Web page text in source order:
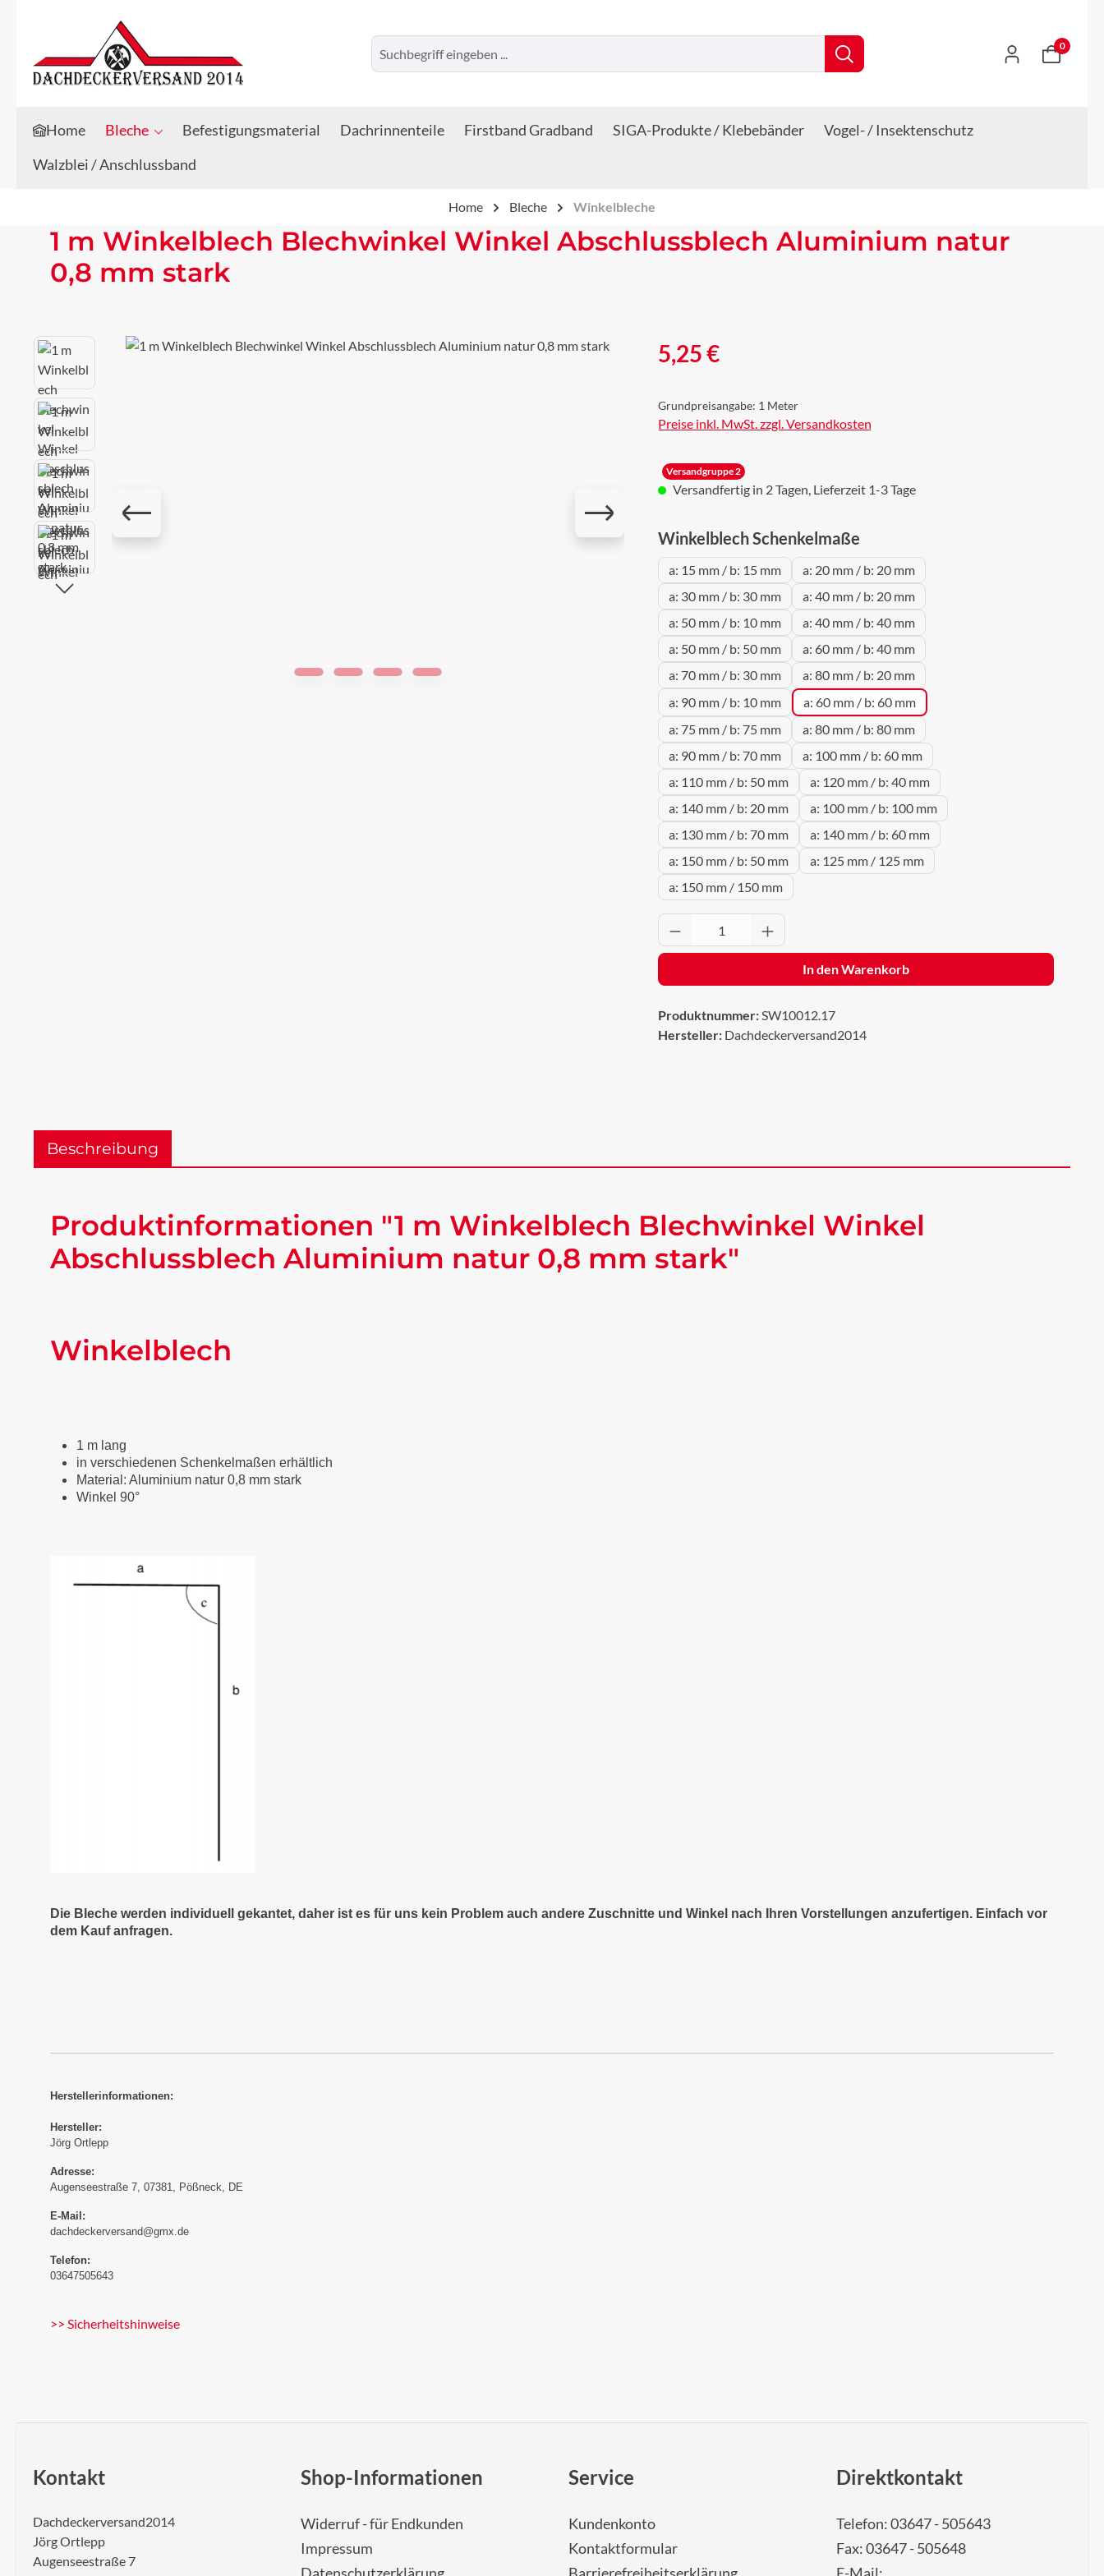
Zum Hauptinhalt springen
Zur Suche springen
0
Home Bleche Befestigungsmaterial Dachrinnenteile Firstband Gradband SIGA-Produkte / Klebebänder
Vogel- / Insektenschutz
Walzblei / Anschlussband
Home Bleche Winkelbleche
1 m Winkelblech Blechwinkel Winkel Abschlussblech Aluminium natur
0,8 mm stark
Bildergalerie überspringen Regulärer Preis:
5,25 €
Grundpreisangabe: 1 Meter
Preise inkl. MwSt. zzgl. Versandkosten
Versandgruppe 2
Versandfertig in 2 Tagen, Lieferzeit 1-3 Tage
Winkelblech Schenkelmaßeauswählen
a: 15 mm / b: 15 mm
a: 20 mm / b: 20 mm
a: 30 mm / b: 30 mm
a: 40 mm / b: 20 mm
a: 50 mm / b: 10 mm
a: 40 mm / b: 40 mm
a: 50 mm / b: 50 mm
a: 60 mm / b: 40 mm
a: 70 mm / b: 30 mm
a: 80 mm / b: 20 mm
a: 90 mm / b: 10 mm
a: 60 mm / b: 60 mm
a: 75 mm / b: 75 mm
a: 80 mm / b: 80 mm
a: 90 mm / b: 70 mm
a: 100 mm / b: 60 mm
a: 110 mm / b: 50 mm
a: 120 mm / b: 40 mm
a: 140 mm / b: 20 mm
a: 100 mm / b: 100 mm
a: 130 mm / b: 70 mm
a: 140 mm / b: 60 mm
a: 150 mm / b: 50 mm
a: 125 mm / 125 mm
a: 150 mm / 150 mm
Produkt Anzahl: Gib den gewünschten Wert ein
In den Warenkorb
Produktnummer:SW10012.17
Hersteller: Dachdeckerversand2014
Beschreibung
Produktinformationen "1 m Winkelblech Blechwinkel Winkel
Abschlussblech Aluminium natur 0,8 mm stark"
Winkelblech
1 m lang
in verschiedenen Schenkelmaßen erhältlich
Material: Aluminium natur 0,8 mm stark
Winkel 90°
Die Bleche werden individuell gekantet, daher ist es für uns kein Problem auch andere Zuschnitte und Winkel nach Ihren Vorstellungen anzufertigen. Einfach vor
dem Kauf anfragen.
Herstellerinformationen:
Hersteller:
Jörg Ortlepp
Adresse:
Augenseestraße 7, 07381, Pößneck, DE
E-Mail:
dachdeckerversand@gmx.de
Telefon:
03647505643
>> Sicherheitshinweise
Kontakt
Dachdeckerversand2014
Jörg Ortlepp
Augenseestraße 7
Shop-Informationen
Widerruf - für Endkunden
Impressum
Service
Kundenkonto
Kontaktformular
Direktkontakt
Telefon: 03647 - 505643
Fax: 03647 - 505648